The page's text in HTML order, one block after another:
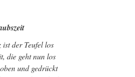
der Teufel los
die geht nun los
und gedrückt